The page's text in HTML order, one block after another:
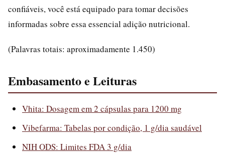
confiáveis, você está equipado para tomar decisões
informadas sobre essa essencial adição nutricional.
(Palavras totais: aproximadamente 1.450)
Embasamento e Leituras
Vhita: Dosagem em 2 cápsulas para 1200 mg
Vibefarma: Tabelas por condição, 1 g/dia saudável
NIH ODS: Limites FDA 3 g/dia